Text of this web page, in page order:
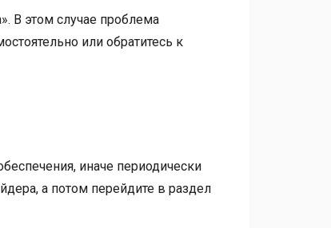
В этом случае проблема
или обратитесь к
иначе периодически
а потом перейдите в раздел